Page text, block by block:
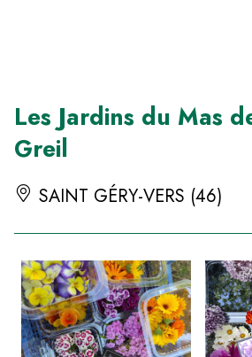
Les Jardins du Mas
Greil
SAINT GÉRY-VERS (46)